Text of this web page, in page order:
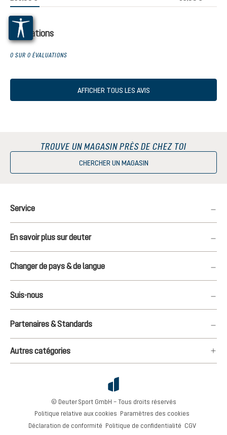
Évaluations
0 SUR 0 ÉVALUATIONS
AFFICHER TOUS LES AVIS
TROUVE UN MAGASIN PRÈS DE CHEZ TOI
CHERCHER UN MAGASIN
Service
En savoir plus sur deuter
Changer de pays & de langue
Suis-nous
Partenaires & Standards
Autres catégories
Politique relative aux cookies
Paramètres des cookies
Déclaration de conformité
Politique de confidentialité CGV
© Deuter Sport GmbH – Tous droits réservés